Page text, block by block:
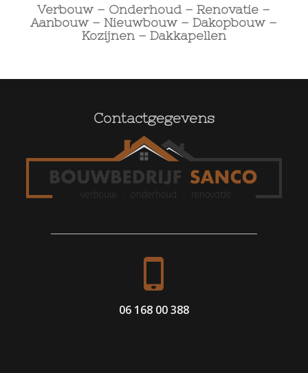
Verbouw – Onderhoud–Renovatie –
Aanbouw –Nieuwbouw –Dakopbouw –
Kozijnen– Dakkapellen
Contactgegevens
06 168 00 388